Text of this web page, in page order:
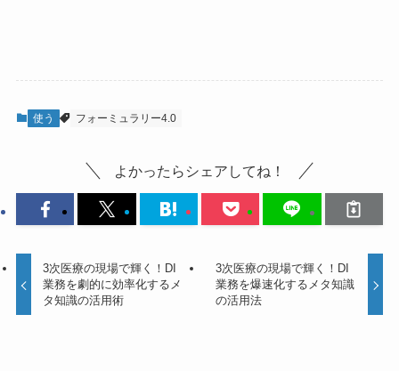
使う フォーミュラリー4.0
よかったらシェアしてね！
3次医療の現場で輝く！DI
業務を劇的に効率化するメ
タ知識の活用術
3次医療の現場で輝く！DI
業務を爆速化するメタ知識
の活用法